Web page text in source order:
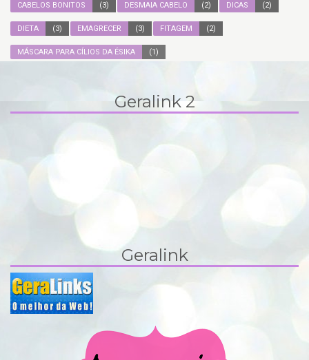
CABELOS BONITOS (3) DESMAIA CABELO (2) DICAS (2)
DIETA (3) EMAGRECER (3) FITAGEM (2)
MÁSCARA PARA CÍLIOS DA ÉSIKA (1)
Geralink 2
Geralink